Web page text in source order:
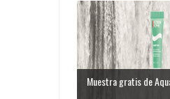
Muestra gratis de